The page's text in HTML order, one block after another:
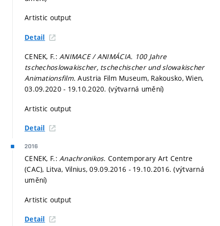
Artistic output
Detail
CENEK, F.:ANIMACE / ANIMÁCIA. 100 Jahre
tschechoslowakischer, tschechischer und slowakischer
Animationsfilm. Austria Film Museum, Rakousko, Wien,
03.09.2020 - 19.10.2020. (výtvarná umění)
Artistic output
Detail
2016
CENEK, F.:Anachronikos. Contemporary Art Centre
(CAC), Litva, Vilnius, 09.09.2016 - 19.10.2016. (výtvarná
umění)
Artistic output
Detail